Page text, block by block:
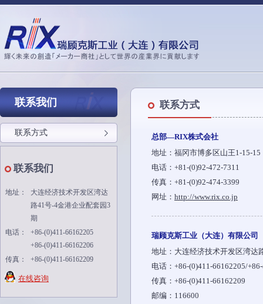
联系我们
联系方式
联系我们
地址：
大连经济技术开发区湾达
路41号-4金港企业配套园3
期
电话：
+86-(0)411-66162205
+86-(0)411-66162206
传真：
+86-(0)411-66162209
在线咨询
联系方式
总部—RIX株式会社
地址：福冈市博多区山王1-15-15
电话：+81-(0)92-472-7311
传真：+81-(0)92-474-3399
网址： http://www.rix.co.jp
瑞顾克斯工业（大连）有限公司
地址：大连经济技术开发区湾达
电话：+86-(0)411-66162205/
传真：+86-(0)411-66162209
邮编：116600